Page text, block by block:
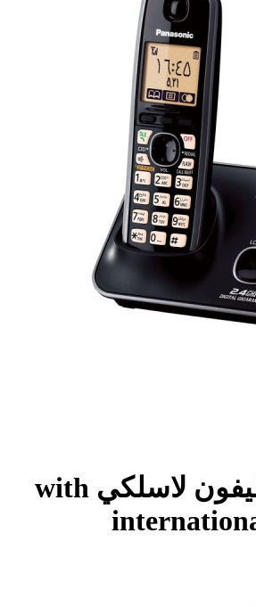
باناسونيك تليفون لاسلكي with